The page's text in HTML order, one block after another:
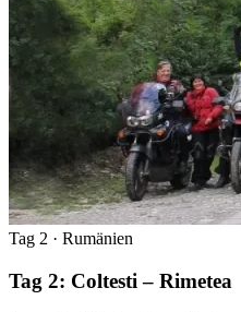
Tag 2 · Rumänien
Tag 2: Coltesti – Rimetea